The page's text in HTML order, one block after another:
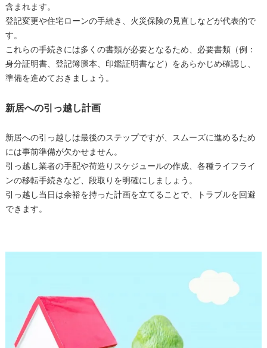
含まれます。
登記変更や住宅ローンの手続き、火災保険の見直しなどが代表的で
す。
これらの手続きには多くの書類が必要となるため、必要書類（例：
身分証明書、登記簿謄本、印鑑証明書など）をあらかじめ確認し、
準備を進めておきましょう。
新居への引っ越し計画
新居への引っ越しは最後のステップですが、スムーズに進めるため
には事前準備が欠かせません。
引っ越し業者の手配や荷造りスケジュールの作成、各種ライフライ
ンの移転手続きなど、段取りを明確にしましょう。
引っ越し当日は余裕を持った計画を立てることで、トラブルを回避
できます。